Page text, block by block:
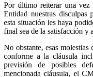
Por último reiterar una vez
Entidad nuestras disculpas
esta situación les haya
final sea de la satisfacción y
No obstante, esas molestias
conforme a la cláusula
previsión de posibles
mencionada cláusula, el